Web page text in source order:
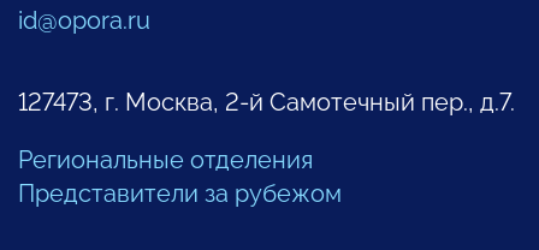
id@opora.ru
127473, г. Москва, 2-й Самотечный пер., д.7.
Региональные отделения
Представители за рубежом